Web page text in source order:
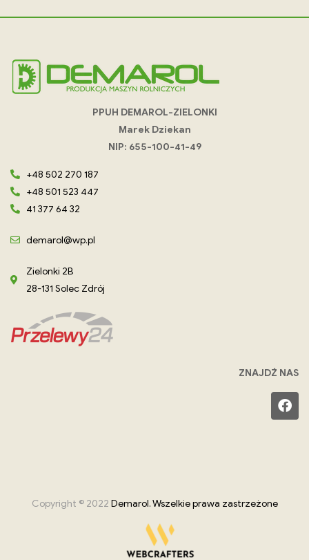
PPUH DEMAROL-ZIELONKI
Marek Dziekan
NIP: 655-100-41-49
+48 502 270 187
+48 501 523 447
41 377 64 32
demarol@wp.pl
Zielonki 2B
28-131 Solec Zdrój
ZNAJDŹ NAS
Copyright © 2022 Demarol. Wszelkie prawa zastrzeżone